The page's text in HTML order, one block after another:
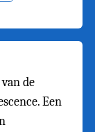
de
Een